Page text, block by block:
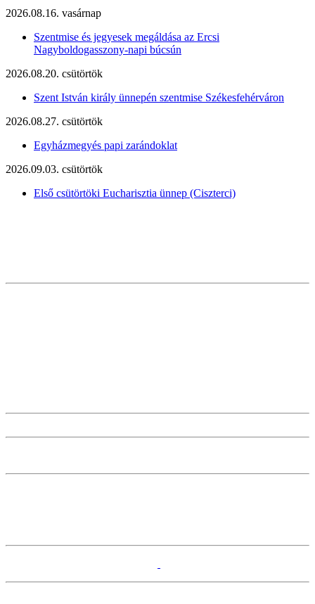
2026.08.16. vasárnap
Szentmise és jegyesek megáldása az Ercsi
Nagyboldogasszony-napi búcsún
2026.08.20. csütörtök
Szent István király ünnepén szentmise Székesfehérváron
2026.08.27. csütörtök
Egyházmegyés papi zarándoklat
2026.09.03. csütörtök
Első csütörtöki Eucharisztia ünnep (Ciszterci)